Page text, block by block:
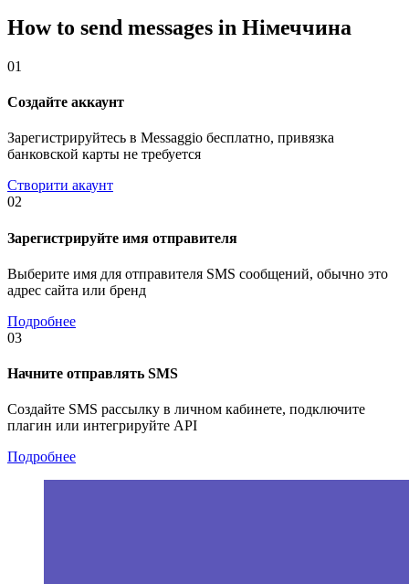
How to send messages in Німеччина
01
Создайте аккаунт
Зарегистрируйтесь в Messaggio бесплатно, привязка
банковской карты не требуется
Створити акаунт
02
Зарегистрируйте имя отправителя
Выберите имя для отправителя SMS сообщений, обычно это
адрес сайта или бренд
Подробнее
03
Начните отправлять SMS
Создайте SMS рассылку в личном кабинете, подключите
плагин или интегрируйте API
Подробнее